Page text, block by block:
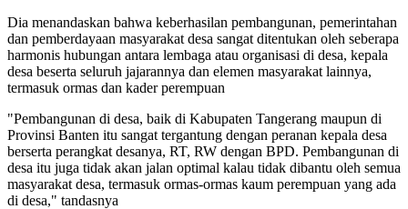
Dia menandaskan bahwa keberhasilan pembangunan, pemerintahan
dan pemberdayaan masyarakat desa sangat ditentukan oleh seberapa
harmonis hubungan antara lembaga atau organisasi di desa, kepala
desa beserta seluruh jajarannya dan elemen masyarakat lainnya,
termasuk ormas dan kader perempuan
"Pembangunan di desa, baik di Kabupaten Tangerang maupun di
Provinsi Banten itu sangat tergantung dengan peranan kepala desa
berserta perangkat desanya, RT, RW dengan BPD. Pembangunan di
desa itu juga tidak akan jalan optimal kalau tidak dibantu oleh semua
masyarakat desa, termasuk ormas-ormas kaum perempuan yang ada
di desa," tandasnya